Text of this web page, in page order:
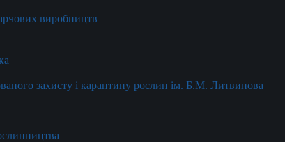
виробництв
захисту і карантину рослин ім. Б.М. Литвинова